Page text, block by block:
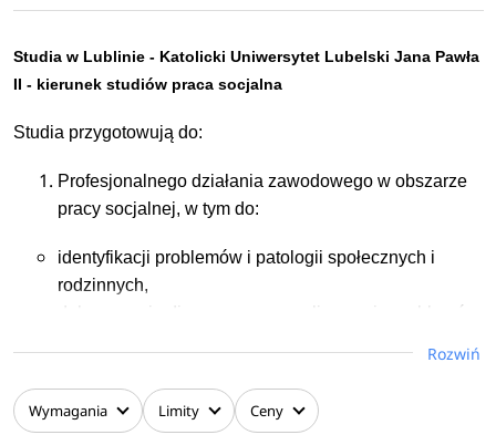
certyfikatem I stopnia.
Studia w Lublinie - Katolicki Uniwersytet Lubelski Jana Pawła
II - kierunek studiów praca socjalna
Studia przygotowują do:
Profesjonalnego działania zawodowego w obszarze
pracy socjalnej, w tym do:
identyfikacji problemów i patologii społecznych i
rodzinnych,
dokonywania diagnozy oraz analizowania problemów
rozwiązań problemów społecznych,
określania celów, zasad i metod pomocy kierowanej
Rozwiń
Wymagania Limity Ceny